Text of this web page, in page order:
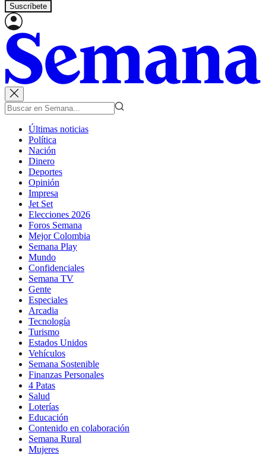
Suscríbete
Últimas noticias
Política
Nación
Dinero
Deportes
Opinión
Impresa
Jet Set
Elecciones 2026
Foros Semana
Mejor Colombia
Semana Play
Mundo
Confidenciales
Semana TV
Gente
Especiales
Arcadia
Tecnología
Turismo
Estados Unidos
Vehículos
Semana Sostenible
Finanzas Personales
4 Patas
Salud
Loterías
Educación
Contenido en colaboración
Semana Rural
Mujeres